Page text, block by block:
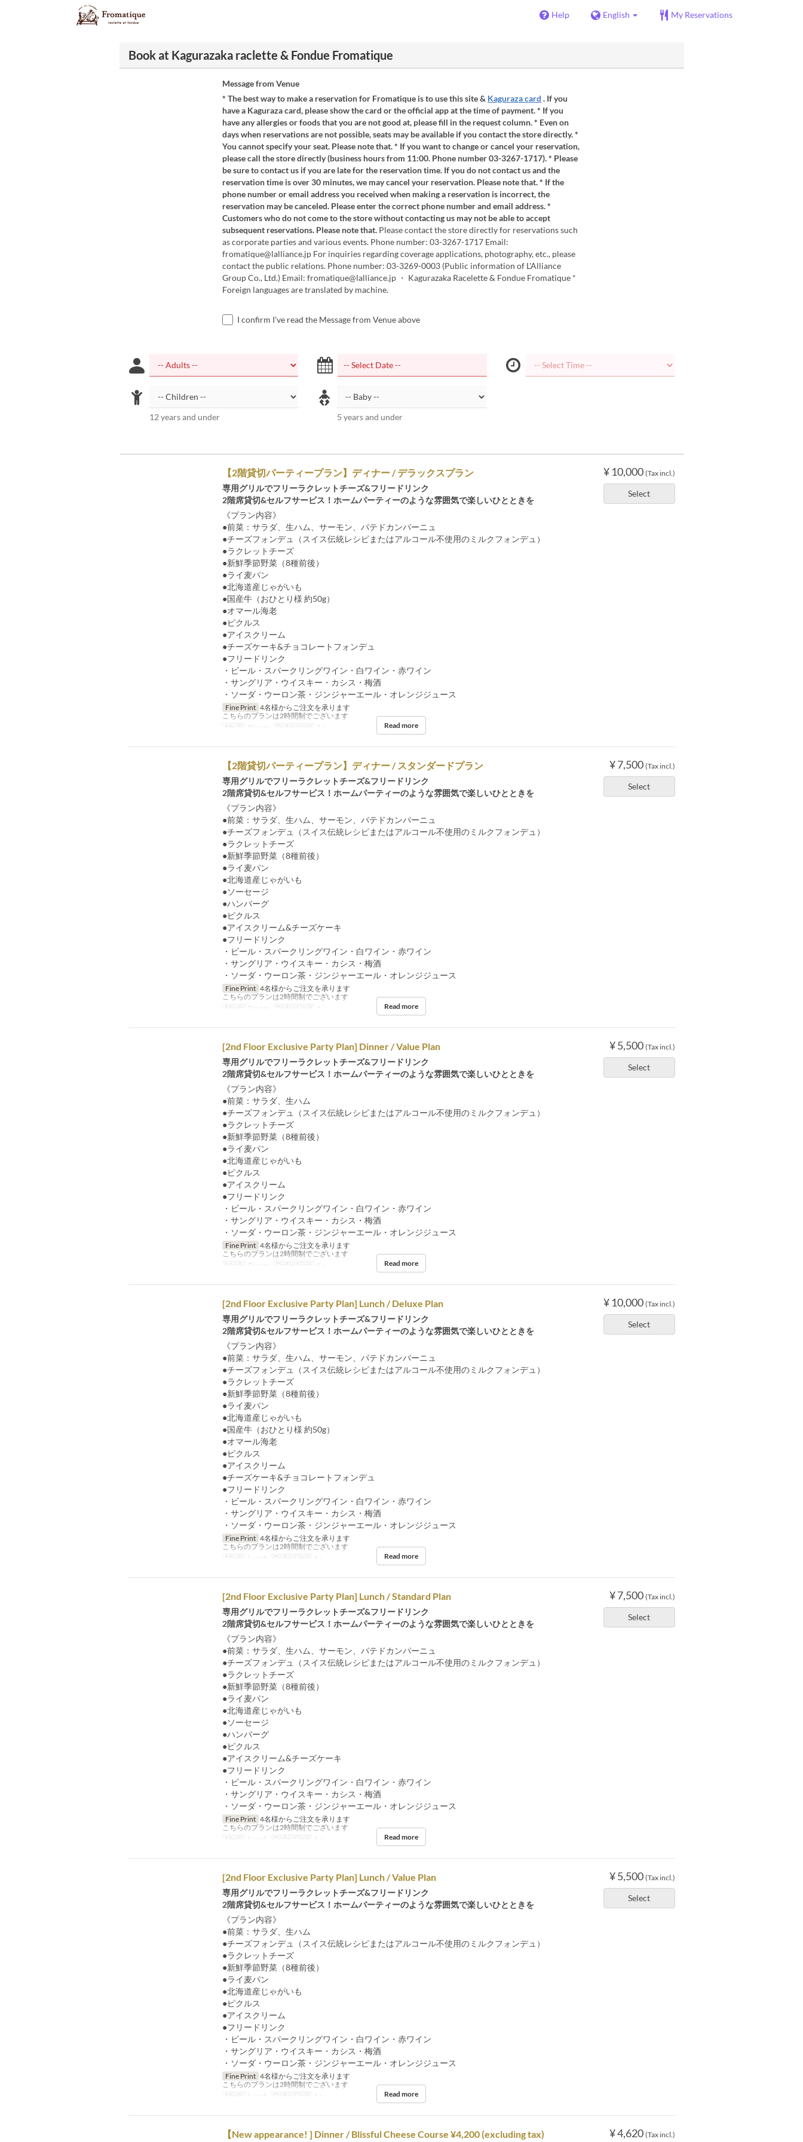
Help English My Reservations
Book at Kagurazaka raclette & Fondue Fromatique
Message from Venue
* The best way to make a reservation for Fromatique is to use this site & Kaguraza card . If you
have a Kaguraza card, please show the card or the official app at the time of payment.* If you
have any allergies or foods that you are not good at, please fill in the request column. * Even on
days when reservations are not possible, seats may be available if you contact the store directly. *
You cannot specify your seat. Please note that. * If you want to change or cancel your reservation,
please call the store directly (business hours from 11:00. Phone number 03-3267-1717). * Please
be sure to contact us if you are late for the reservation time. If you do not contact us and the
reservation time is over 30 minutes, we may cancel your reservation. Please note that. * If the
phone number or email address you received when making a reservation is incorrect, the
reservation may be canceled. Please enter the correct phone number and email address. *
Customers who do not come to the store without contacting us may not be able to accept
subsequent reservations. Please note that.Please contact the store directly for reservations such
as corporate parties and various events. Phone number: 03-3267-1717 Email:
fromatique@lalliance.jp For inquiries regarding coverage applications, photography, etc., please
contact the public relations. Phone number: 03-3269-0003 (Public information of L'Alliance
Group Co., Ltd.) Email: fromatique@lalliance.jp ・ Kagurazaka Racelette & Fondue Fromatique *
Foreign languages are translated by machine.
I confirm I've read the Message from Venue above
12 years and under 5 years and under
¥ 10,000 (Tax incl.)
Select
【2階貸切パーティープラン】ディナー / デラックスプラン
専用グリルでフリーラクレットチーズ&フリードリンク
2階席貸切&セルフサービス！ホームパーティーのような雰囲気で楽しいひとときを
《プラン内容》
●前菜：サラダ、生ハム、サーモン、パテドカンパーニュ
●チーズフォンデュ（スイス伝統レシピまたはアルコール不使用のミルクフォンデュ）
●ラクレットチーズ
●新鮮季節野菜（8種前後）
●ライ麦パン
●北海道産じゃがいも
●国産牛（おひとり様 約50g）
●オマール海老
●ピクルス
●アイスクリーム
●チーズケーキ&チョコレートフォンデュ
●フリードリンク
・ビール・スパークリングワイン・白ワイン・赤ワイン
・サングリア・ウイスキー・カシス・梅酒
・ソーダ・ウーロン茶・ジンジャーエール・オレンジジュース
Fine Print 4名様からご注文を承ります
こちらのプランは2時間制でございます
Meals
Dinner Order Limit 4 ~ Read more
¥ 7,500 (Tax incl.)
Select
【2階貸切パーティープラン】ディナー / スタンダードプラン
専用グリルでフリーラクレットチーズ&フリードリンク
2階席貸切&セルフサービス！ホームパーティーのような雰囲気で楽しいひとときを
《プラン内容》
●前菜：サラダ、生ハム、サーモン、パテドカンパーニュ
●チーズフォンデュ（スイス伝統レシピまたはアルコール不使用のミルクフォンデュ）
●ラクレットチーズ
●新鮮季節野菜（8種前後）
●ライ麦パン
●北海道産じゃがいも
●ソーセージ
●ハンバーグ
●ピクルス
●アイスクリーム&チーズケーキ
●フリードリンク
・ビール・スパークリングワイン・白ワイン・赤ワイン
・サングリア・ウイスキー・カシス・梅酒
・ソーダ・ウーロン茶・ジンジャーエール・オレンジジュース
Fine Print 4名様からご注文を承ります
こちらのプランは2時間制でございます
Meals
Dinner Order Limit 4 ~ Read more
¥ 5,500 (Tax incl.)
Select
[2nd Floor Exclusive Party Plan] Dinner / Value Plan
専用グリルでフリーラクレットチーズ&フリードリンク
2階席貸切&セルフサービス！ホームパーティーのような雰囲気で楽しいひとときを
《プラン内容》
●前菜：サラダ、生ハム
●チーズフォンデュ（スイス伝統レシピまたはアルコール不使用のミルクフォンデュ）
●ラクレットチーズ
●新鮮季節野菜（8種前後）
●ライ麦パン
●北海道産じゃがいも
●ピクルス
●アイスクリーム
●フリードリンク
・ビール・スパークリングワイン・白ワイン・赤ワイン
・サングリア・ウイスキー・カシス・梅酒
・ソーダ・ウーロン茶・ジンジャーエール・オレンジジュース
Fine Print 4名様からご注文を承ります
こちらのプランは2時間制でございます
Meals
Dinner Order Limit 4 ~ Read more
¥ 10,000 (Tax incl.)
Select
[2nd Floor Exclusive Party Plan] Lunch / Deluxe Plan
専用グリルでフリーラクレットチーズ&フリードリンク
2階席貸切&セルフサービス！ホームパーティーのような雰囲気で楽しいひとときを
《プラン内容》
●前菜：サラダ、生ハム、サーモン、パテドカンパーニュ
●チーズフォンデュ（スイス伝統レシピまたはアルコール不使用のミルクフォンデュ）
●ラクレットチーズ
●新鮮季節野菜（8種前後）
●ライ麦パン
●北海道産じゃがいも
●国産牛（おひとり様 約50g）
●オマール海老
●ピクルス
●アイスクリーム
●チーズケーキ&チョコレートフォンデュ
●フリードリンク
・ビール・スパークリングワイン・白ワイン・赤ワイン
・サングリア・ウイスキー・カシス・梅酒
・ソーダ・ウーロン茶・ジンジャーエール・オレンジジュース
Fine Print 4名様からご注文を承ります
こちらのプランは2時間制でございます
Meals
Lunch Order Limit 4 ~ Read more
¥ 7,500 (Tax incl.)
Select
[2nd Floor Exclusive Party Plan] Lunch / Standard Plan
専用グリルでフリーラクレットチーズ&フリードリンク
2階席貸切&セルフサービス！ホームパーティーのような雰囲気で楽しいひとときを
《プラン内容》
●前菜：サラダ、生ハム、サーモン、パテドカンパーニュ
●チーズフォンデュ（スイス伝統レシピまたはアルコール不使用のミルクフォンデュ）
●ラクレットチーズ
●新鮮季節野菜（8種前後）
●ライ麦パン
●北海道産じゃがいも
●ソーセージ
●ハンバーグ
●ピクルス
●アイスクリーム&チーズケーキ
●フリードリンク
・ビール・スパークリングワイン・白ワイン・赤ワイン
・サングリア・ウイスキー・カシス・梅酒
・ソーダ・ウーロン茶・ジンジャーエール・オレンジジュース
Fine Print 4名様からご注文を承ります
こちらのプランは2時間制でございます
Meals
Lunch Order Limit 4 ~ Read more
¥ 5,500 (Tax incl.)
Select
[2nd Floor Exclusive Party Plan] Lunch / Value Plan
専用グリルでフリーラクレットチーズ&フリードリンク
2階席貸切&セルフサービス！ホームパーティーのような雰囲気で楽しいひとときを
《プラン内容》
●前菜：サラダ、生ハム
●チーズフォンデュ（スイス伝統レシピまたはアルコール不使用のミルクフォンデュ）
●ラクレットチーズ
●新鮮季節野菜（8種前後）
●ライ麦パン
●北海道産じゃがいも
●ピクルス
●アイスクリーム
●フリードリンク
・ビール・スパークリングワイン・白ワイン・赤ワイン
・サングリア・ウイスキー・カシス・梅酒
・ソーダ・ウーロン茶・ジンジャーエール・オレンジジュース
Fine Print 4名様からご注文を承ります
こちらのプランは2時間制でございます
Meals
Lunch Order Limit 4 ~ Read more
¥ 4,620 (Tax incl.)
【New appearance! ] Dinner / Blissful Cheese Course ¥4,200 (excluding tax)